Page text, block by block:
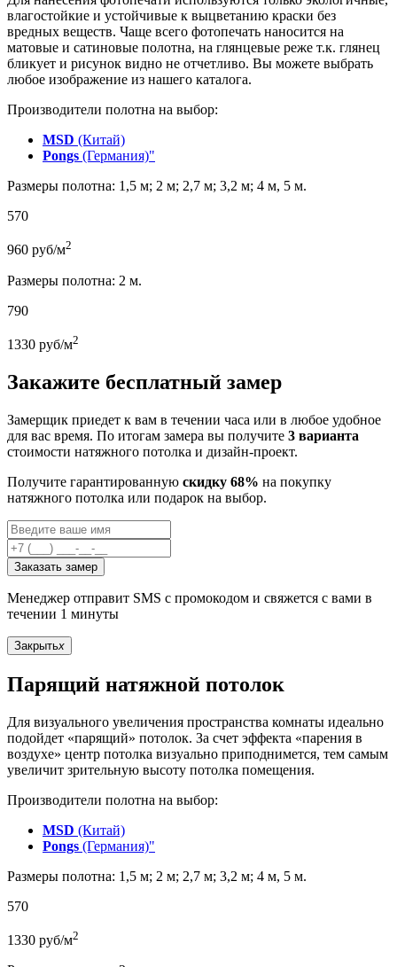
влагостойкие и устойчивые к выцветанию краски без
вредных веществ. Чаще всего фотопечать наносится на
матовые и сатиновые полотна, на глянцевые реже т.к. глянец
бликует и рисунок видно не отчетливо. Вы можете выбрать
любое изображение из нашего каталога.
Производители полотна на выбор:
MSD (Китай)
Pongs (Германия)"
Размеры полотна: 1,5 м; 2 м; 2,7 м; 3,2 м; 4 м, 5 м.
570
960 руб/м2
Размеры полотна: 2 м.
790
1330 руб/м2
Закажите бесплатный замер
Замерщик приедет к вам в течении часа или в любое удобное
для вас время. По итогам замера вы получите 3 варианта
стоимости натяжного потолка и дизайн-проект.
Получите гарантированную скидку 68% на покупку
натяжного потолка или подарок на выбор.
Заказать замер
Менеджер отправит SMS с промокодом и свяжется с вами в
течении 1 минуты
Закрытьx
Парящий натяжной потолок
Для визуального увеличения пространства комнаты идеально
подойдет «парящий» потолок. За счет эффекта «парения в
воздухе» центр потолка визуально приподнимется, тем самым
увеличит зрительную высоту потолка помещения.
Производители полотна на выбор:
MSD (Китай)
Pongs (Германия)"
Размеры полотна: 1,5 м; 2 м; 2,7 м; 3,2 м; 4 м, 5 м.
570
1330 руб/м2